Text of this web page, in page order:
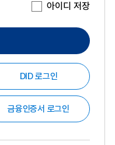
아이디 저장
DID 로그인
금융인증서 로그인